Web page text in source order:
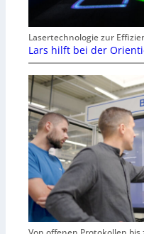
Lasertechnologie zur
Lars hilft bei der